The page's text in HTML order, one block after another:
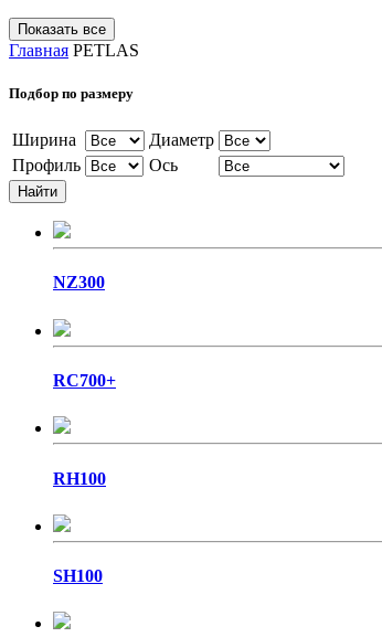
Главная PETLAS
Подбор по размеру
Ширина
Диаметр
Профиль
Ось
NZ300
RC700+
RH100
SH100